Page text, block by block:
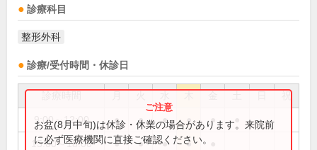
診療科目
整形外科
診療/受付時間・休診日
祝
9:00～12:00 ● ● ● ● ●
15:00～18:00 ● ● ● ●
お盆(8月中旬)は休診・休業の場合があります。来院前
に必ず医療機関に直接ご確認ください。